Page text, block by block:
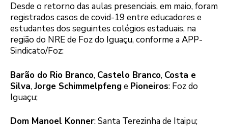
Desde o retorno das aulas presenciais, em maio, foram
registrados casos de covid-19 entre educadores e
estudantes dos seguintes colégios estaduais, na
região do NRE de Foz do Iguaçu, conforme a APP-
Sindicato/Foz:
Barão do Rio Branco, Castelo Branco, Costa e
Silva,Jorge Schimmelpfenge Pioneiros: Foz do
Iguaçu;
Dom Manoel Konner: Santa Terezinha de Itaipu;